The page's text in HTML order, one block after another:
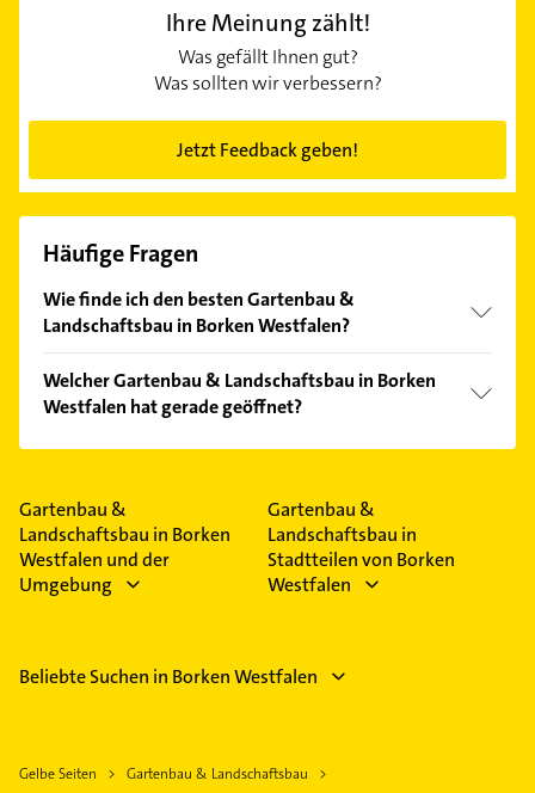
Ihre Meinung zählt!
Was gefällt Ihnen gut?
Was sollten wir verbessern?
Jetzt Feedback geben!
Häufige Fragen
Wie finde ich den besten Gartenbau &
Landschaftsbau in Borken Westfalen?
Kundenmeinungen und profitieren Sie von den
Empfehlungen. Die Suchergebnisse können Sie sich
einfach nachBewertungensortiert anzeigen lassen.
Welcher Gartenbau & Landschaftsbau in Borken
Westfalen hat gerade geöffnet?
Im Anbieter-Bereich finden Sie alleÖffnungszeiten.
Feiertagen abweichen können.
Gartenbau &
Landschaftsbau in Borken
Westfalen und der
Umgebung
Gartenbau &
Landschaftsbau in
Stadtteilen von Borken
Westfalen
Beliebte Suchen in Borken Westfalen
Gelbe Seiten
Gartenbau & Landschaftsbau